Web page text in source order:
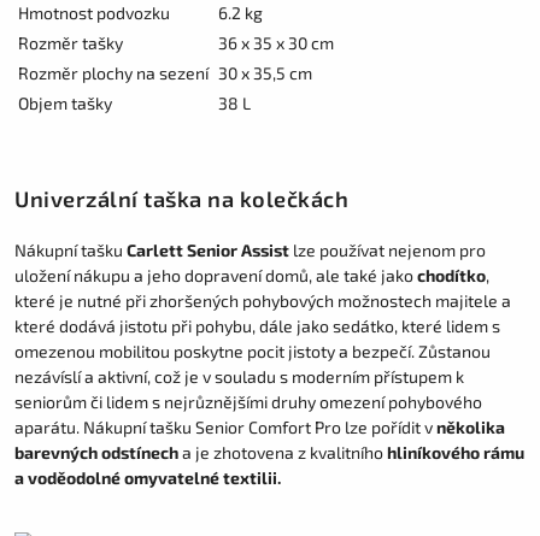
Hmotnost podvozku
6.2 kg
Rozměr tašky
36 x 35 x 30 cm
Rozměr plochy na sezení 30 x 35,5 cm
Objem tašky
38 L
Univerzální taška na kolečkách
Nákupní tašku Carlett Senior Assist lze používat nejenom pro
uložení nákupu a jeho dopravení domů, ale také jakochodítko,
které je nutné při zhoršených pohybových možnostech majitele a
které dodává jistotu při pohybu, dále jako sedátko, které lidem s
omezenou mobilitou poskytne pocit jistoty a bezpečí. Zůstanou
nezávíslí a aktivní, což je v souladu s moderním přístupem k
seniorům či lidem s nejrůznějšími druhy omezení pohybového
aparátu. Nákupní tašku Senior Comfort Pro lze pořídit vněkolika
barevných odstínecha je zhotovena z kvalitníhohliníkového rámu
a voděodolné omyvatelné textilii.